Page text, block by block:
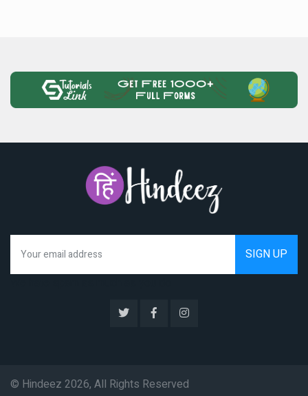
© Hindeez 2026, All Rights Reserved